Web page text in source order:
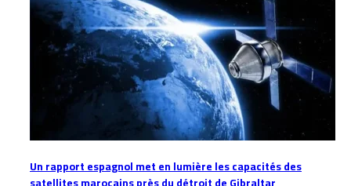
Un rapport espagnol met en lumière les capacités des